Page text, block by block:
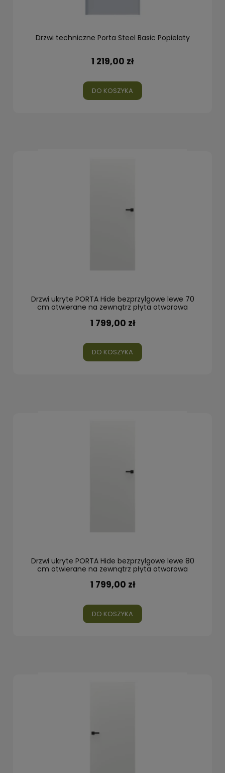
Drzwi techniczne Porta Steel Basic Popielaty
1 219,00 zł
DO KOSZYKA
Drzwi ukryte PORTA Hide bezprzylgowe lewe 70
cm otwierane na zewnątrz płyta otworowa
1 799,00 zł
DO KOSZYKA
Drzwi ukryte PORTA Hide bezprzylgowe lewe 80
cm otwierane na zewnątrz płyta otworowa
1 799,00 zł
DO KOSZYKA